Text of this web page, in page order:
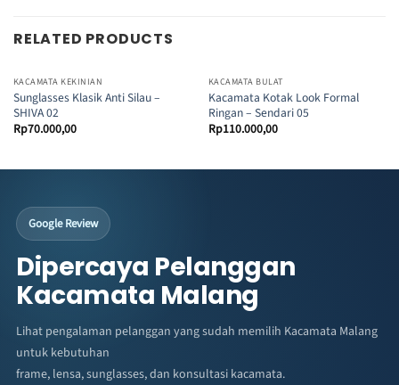
RELATED PRODUCTS
KACAMATA KEKINIAN
Sunglasses Klasik Anti Silau –
SHIVA 02
Rp70.000,00
KACAMATA BULAT
Kacamata Kotak Look Formal
Ringan – Sendari 05
Rp110.000,00
Google Review
Dipercaya Pelanggan
Kacamata Malang
Lihat pengalaman pelanggan yang sudah memilih Kacamata Malang
untuk kebutuhan
frame, lensa, sunglasses, dan konsultasi kacamata.